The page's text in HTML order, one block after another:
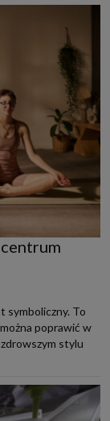
symboliczny. To
poprawić w
stylu